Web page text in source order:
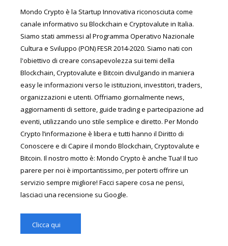
Mondo Crypto è la Startup Innovativa riconosciuta come
canale informativo su Blockchain e Cryptovalute in Italia.
Siamo stati ammessi al Programma Operativo Nazionale
Cultura e Sviluppo (PON) FESR 2014-2020. Siamo nati con
l'obiettivo di creare consapevolezza sui temi della
Blockchain, Cryptovalute e Bitcoin divulgando in maniera
easy le informazioni verso le istituzioni, investitori, traders,
organizzazioni e utenti. Offriamo giornalmente news,
aggiornamenti di settore, guide trading e partecipazione ad
eventi, utilizzando uno stile semplice e diretto. Per Mondo
Crypto l’informazione è libera e tutti hanno il Diritto di
Conoscere e di Capire il mondo Blockchain, Cryptovalute e
Bitcoin. Il nostro motto è: Mondo Crypto è anche Tua! Il tuo
parere per noi è importantissimo, per poterti offrire un
servizio sempre migliore! Facci sapere cosa ne pensi,
lasciaci una recensione su Google.
Clicca qui